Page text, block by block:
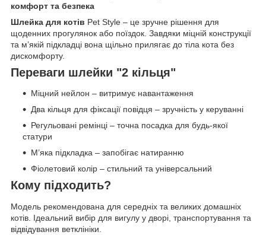
комфорт та безпека
Шлейка для котів Pet Style – це зручне рішення для
щоденних прогулянок або поїздок. Завдяки міцній конструкції
та м’якій підкладці вона щільно прилягає до тіла кота без
дискомфорту.
Переваги шлейки "2 кільця"
Міцний нейлон – витримує навантаження
Два кільця для фіксації повідця – зручність у керуванні
Регульовані ремінці – точна посадка для будь-якої
статури
М’яка підкладка – запобігає натиранню
Фіолетовий колір – стильний та універсальний
Кому підходить?
Модель рекомендована для середніх та великих домашніх
котів. Ідеальний вибір для вигулу у дворі, транспортування та
відвідування ветклініки.